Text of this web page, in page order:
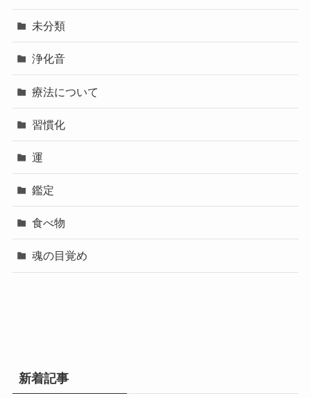
未分類
浄化音
療法について
習慣化
運
鑑定
食べ物
魂の目覚め
新着記事